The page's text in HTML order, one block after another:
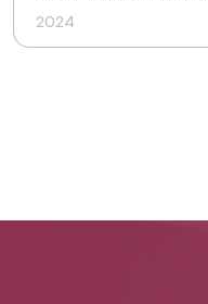
ABD'nin hâkim siyasi
yerini bir kez daha
2024